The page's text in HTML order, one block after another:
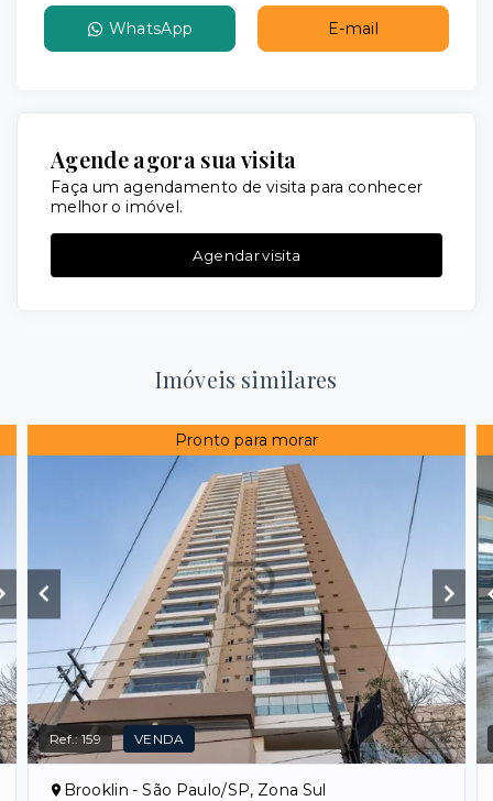
WhatsApp E-mail
Agende agora sua visita
Faça um agendamento de visita para conhecer
melhor o imóvel.
Agendar visita
Imóveis similares
Pronto para morar
Ref.:159 VENDA
Brooklin - São Paulo/SP, Zona Sul